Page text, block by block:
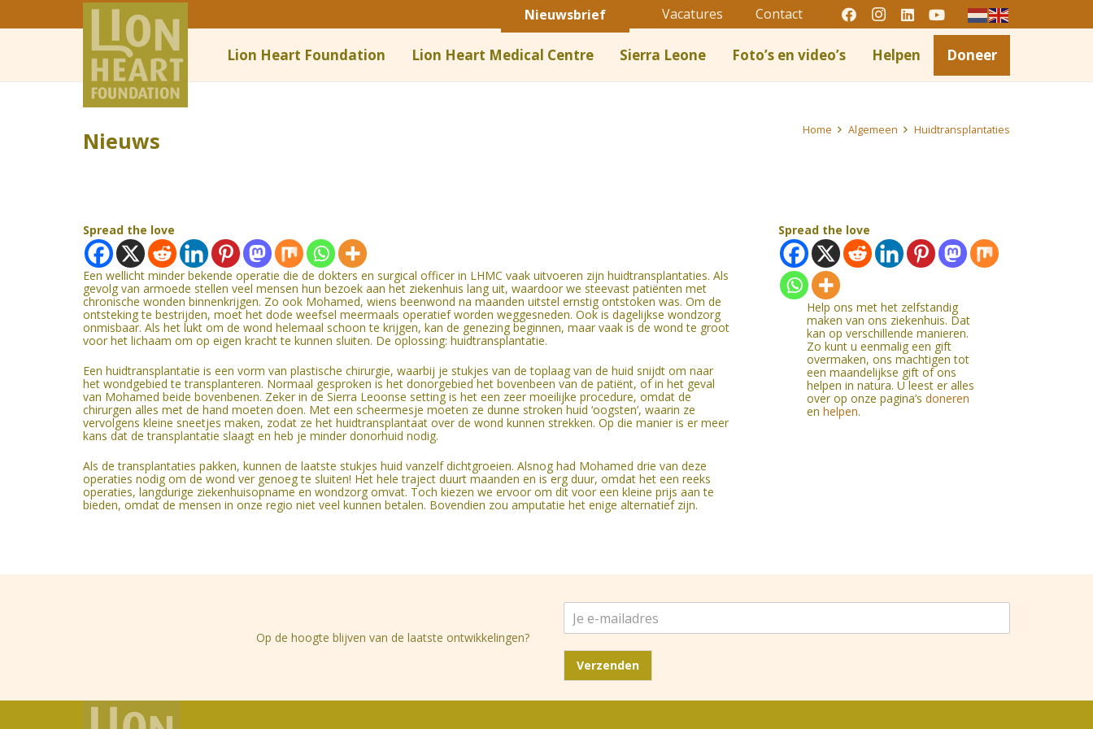
Nieuwsbrief Vacatures Contact
Lion Heart Foundation Lion Heart Medical Centre Sierra Leone Foto’s en video’s Helpen Doneer
Nieuws Home Algemeen Huidtransplantaties
Spread the love
Een wellicht minder bekende operatie die de dokters en surgical officer in LHMC vaak uitvoeren zijn huidtransplantaties. Als
gevolg van armoede stellen veel mensen hun bezoek aan het ziekenhuis lang uit, waardoor we steevast patiënten met
chronische wonden binnenkrijgen. Zo ook Mohamed, wiens beenwond na maanden uitstel ernstig ontstoken was. Om de
ontsteking te bestrijden, moet het dode weefsel meermaals operatief worden weggesneden. Ook is dagelijkse wondzorg
onmisbaar. Als het lukt om de wond helemaal schoon te krijgen, kan de genezing beginnen, maar vaak is de wond te groot
voor het lichaam om op eigen kracht te kunnen sluiten. De oplossing: huidtransplantatie.
Een huidtransplantatie is een vorm van plastische chirurgie, waarbij je stukjes van de toplaag van de huid snijdt om naar
het wondgebied te transplanteren. Normaal gesproken is het donorgebied het bovenbeen van de patiënt, of in het geval
van Mohamed beide bovenbenen. Zeker in de Sierra Leoonse setting is het een zeer moeilijke procedure, omdat de
chirurgen alles met de hand moeten doen. Met een scheermesje moeten ze dunne stroken huid ‘oogsten’, waarin ze
vervolgens kleine sneetjes maken, zodat ze het huidtransplantaat over de wond kunnen strekken. Op die manier is er meer
kans dat de transplantatie slaagt en heb je minder donorhuid nodig.
Als de transplantaties pakken, kunnen de laatste stukjes huid vanzelf dichtgroeien. Alsnog had Mohamed drie van deze
operaties nodig om de wond ver genoeg te sluiten! Het hele traject duurt maanden en is erg duur, omdat het een reeks
operaties, langdurige ziekenhuisopname en wondzorg omvat. Toch kiezen we ervoor om dit voor een kleine prijs aan te
bieden, omdat de mensen in onze regio niet veel kunnen betalen. Bovendien zou amputatie het enige alternatief zijn.
Spread the love
Help ons met het zelfstandig
maken van ons ziekenhuis. Dat
kan op verschillende manieren.
Zo kunt u eenmalig een gift
overmaken, ons machtigen tot
een maandelijkse gift of ons
helpen in natura. U leest er alles
over op onze pagina’s doneren
en helpen.
Op de hoogte blijven van de laatste ontwikkelingen?
Verzenden